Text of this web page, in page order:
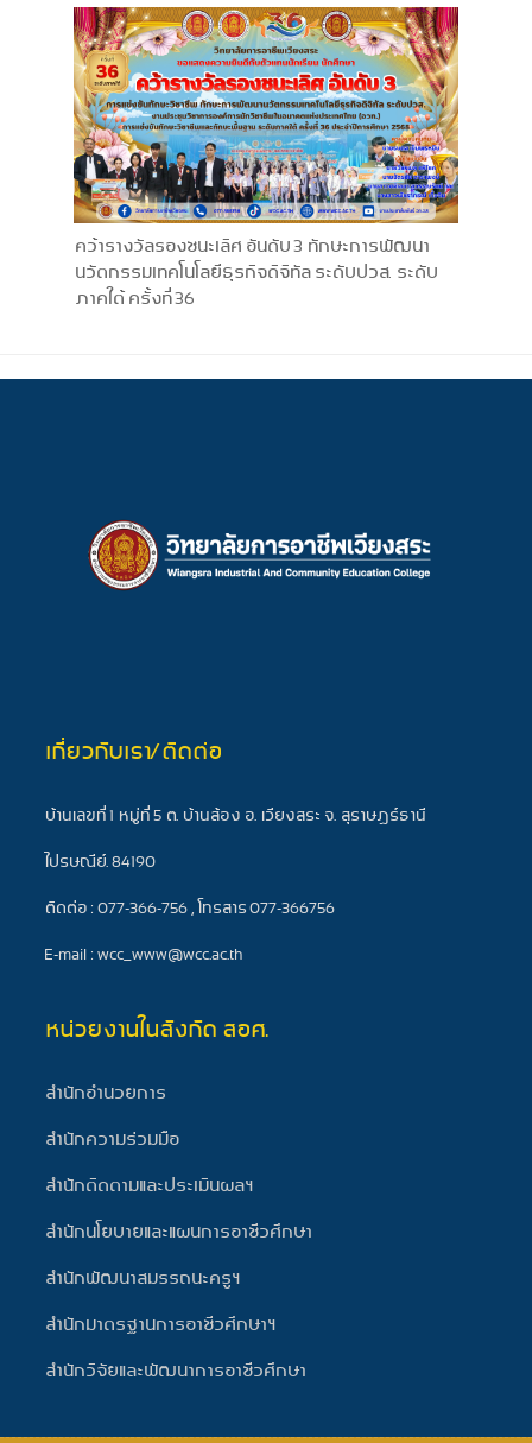
คว้ารางวัลรองชนะเลิศ อันดับ 3 ทักษะการพัฒนา
นวัตกรรมเทคโนโลยีธุรกิจดิจิทัล ระดับปวส. ระดับ
ภาคใต้ ครั้งที่ 36
เกี่ยวกับเรา/ติดต่อ
บ้านเลขที่ 1 หมู่ที่ 5 ต. บ้านส้อง อ. เวียงสระ จ. สุราษฎร์ธานี
ไปรษณีย์. 84190
ติดต่อ : 077-366-756 , โทรสาร 077-366756
E-mail : wcc_www@wcc.ac.th
หน่วยงานในสังกัด สอศ.
สำนักอำนวยการ
สำนักความร่วมมือ
สำนักติดตามและประเมินผลฯ
สำนักนโยบายและแผนการอาชีวศึกษา
สำนักพัฒนาสมรรถนะครูฯ
สำนักมาตรฐานการอาชีวศึกษาฯ
สำนักวิจัยและพัฒนาการอาชีวศึกษา